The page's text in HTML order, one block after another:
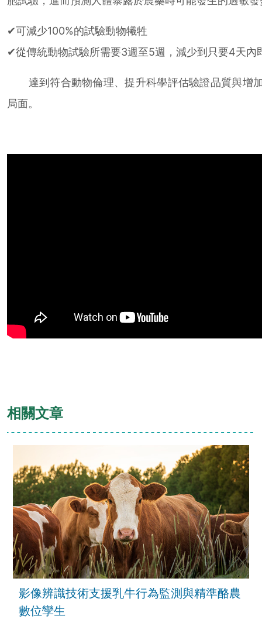
✔可減少100%的試驗動物犧牲
✔從傳統動物試驗所需要3週至5週，減少到只要4天內
達到符合動物倫理、提升科學評估驗證品質與增
局面。
相關文章
影像辨識技術支援乳牛行為監測與精準酪農
數位孿生